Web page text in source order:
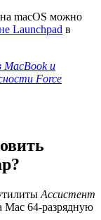
на macOS можно
Launchpad в
и
Force
Ассистент
Mac 64-разрядную